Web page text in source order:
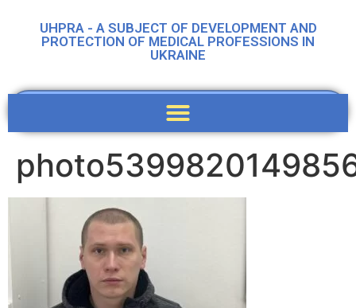
UHPRA - A SUBJECT OF DEVELOPMENT AND
PROTECTION OF MEDICAL PROFESSIONS IN
UKRAINE